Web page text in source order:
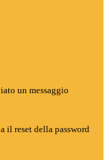
un messaggio
il reset della password